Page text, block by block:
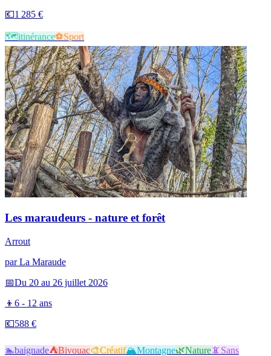
💶1 285 €
🗺️​itinérance⚽Sport
Les maraudeurs - nature et forêt
Arrout
parLa Maraude
📅Du 20 au 26 juillet 2026
👦 6 - 12 ans
💶588 €
🏊baignade⛺Bivouac🎨Créatif🏔️Montagne🌿Nature📵 Sans